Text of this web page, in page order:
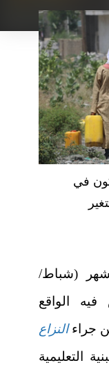
في
(شباط/
الواقع
جراءالنزاع
التعليمية